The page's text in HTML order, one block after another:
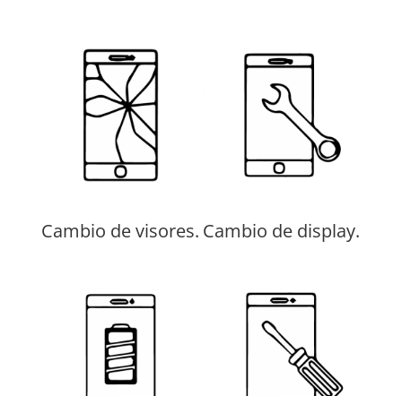
Cambio de visores. Cambio de display.